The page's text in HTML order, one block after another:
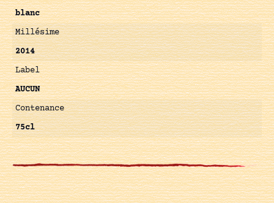
blanc
Millésime
2014
Label
AUCUN
Contenance
75cl